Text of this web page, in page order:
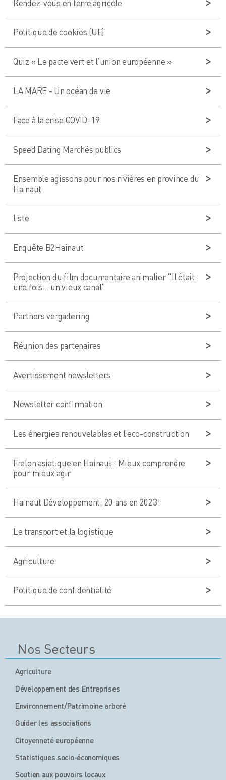
Rendez-vous en terre agricole
Politique de cookies (UE)
Quiz « Le pacte vert et l’union européenne »
LA MARE - Un océan de vie
Face à la crise COVID-19
Speed Dating Marchés publics
Ensemble agissons pour nos rivières en province du
Hainaut
liste
Enquête B2Hainaut
Projection du film documentaire animalier "Il était
une fois… un vieux canal"
Partners vergadering
Réunion des partenaires
Avertissement newsletters
Newsletter confirmation
Les énergies renouvelables et l’eco-construction
Frelon asiatique en Hainaut : Mieux comprendre
pour mieux agir
Hainaut Développement, 20 ans en 2023!
Le transport et la logistique
Agriculture
Politique de confidentialité.
Nos Secteurs
Agriculture
Développement des Entreprises
Environnement/Patrimoine arboré
Guider les associations
Citoyenneté européenne
Statistiques socio-économiques
Soutien aux pouvoirs locaux